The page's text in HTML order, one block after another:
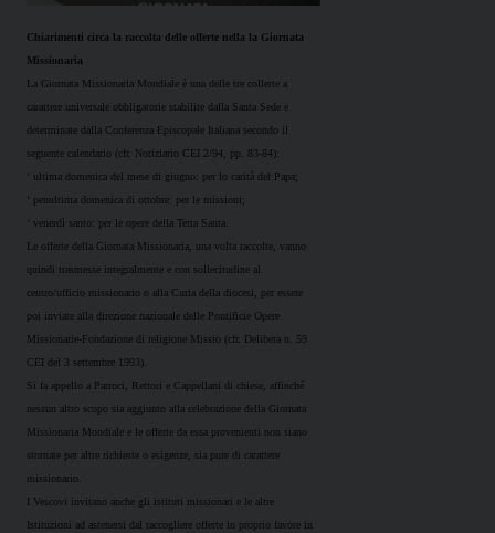
Chiarimenti circa la raccolta delle offerte nella la Giornata
Missionaria
La Giornata Missionaria Mondiale è una delle tre collette a
carattere universale obbligatorie stabilite dalla Santa Sede e
determinate dalla Conferenza Episcopale Italiana secondo il
seguente calendario (cfr. Notiziario CEI 2/94, pp. 83-84):
‘ ultima domenica del mese di giugno: per lo carità del Papa;
‘ penultima domenica di ottobre: per le missioni;
‘ venerdì santo: per le opere della Terra Santa.
Le offerte della Giornata Missionaria, una volta raccolte, vanno
quindi trasmesse integralmente e con sollecitudine al
centro/ufficio missionario o alla Curia della diocesi, per essere
poi inviate alla direzione nazionale delle Pontificie Opere
Missionarie-Fondazione di religione Missio (cfr. Delibera n. 59
CEI del 3 settembre 1993).
Si fa appello a Parroci, Rettori e Cappellani di chiese, affinché
nessun altro scopo sia aggiunto alla celebrazione della Giornata
Missionaria Mondiale e le offerte da essa provenienti non siano
stornate per altre richieste o esigenze, sia pure di carattere
missionario.
I Vescovi invitano anche gli istituti missionari e le altre
Istituzioni ad astenersi dal raccogliere offerte in proprio favore in